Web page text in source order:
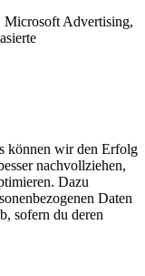
Advertising,
können wir den Erfolg
nachvollziehen,
Dazu
Daten
sofern du deren